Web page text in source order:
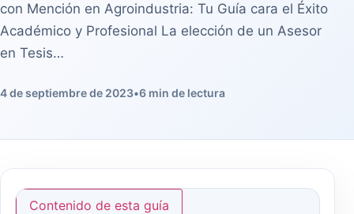
con Mención en Agroindustria: Tu Guía cara el Éxito
Académico y Profesional La elección de un Asesor
en Tesis…
4 de septiembre de 2023•6 min de lectura
Contenido de esta guía